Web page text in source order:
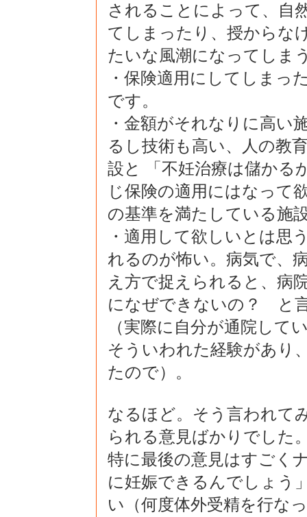
されることによって、自
てしまったり、授からな
たいな風潮になってしま
・保険適用にしてしまっ
です。
・金額がそれなりに高い
るし技術も高い、人の教
設と 「不妊治療は儲かる
じ保険の適用にはなって
の基準を満たしている施
・適用して欲しいとは思
れるのが怖い。病気で、
え方で捉えられると、病
になぜできないの？ と
（実際に自分が通院して
そういわれた経験があり
たので）。
なるほど。そう言われて
られる意見ばかりでした
特に最後の意見はすごく
に妊娠できるんでしょう
い（何度体外受精を行な